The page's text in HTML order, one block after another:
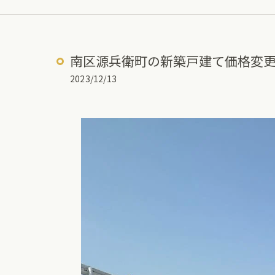
南区源兵衛町の新築戸建て価格変
2023/12/13